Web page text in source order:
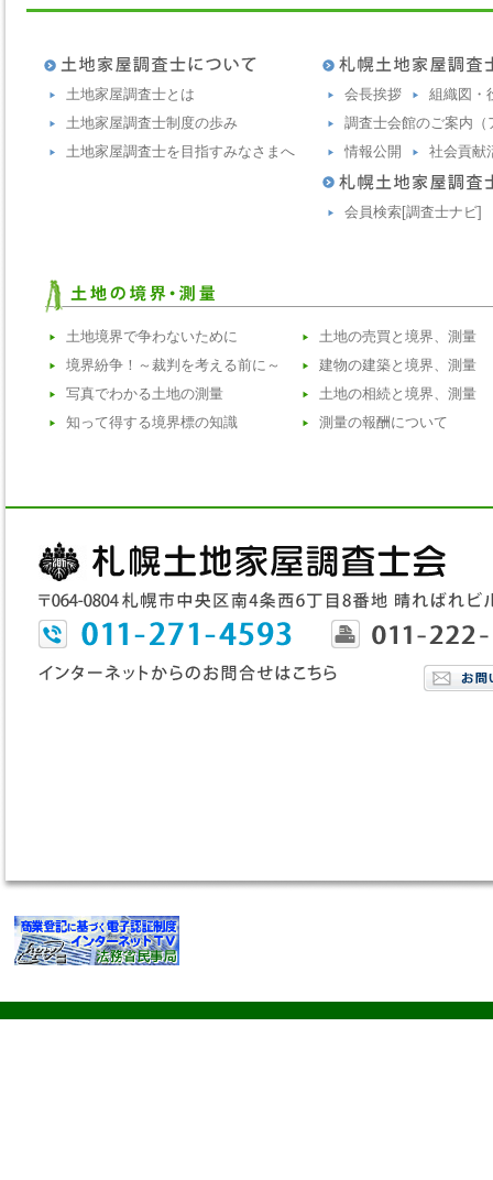
土地家屋調査士とは
土地家屋調査士制度の歩み
土地家屋調査士を目指すみなさまへ
会長挨拶
組織図・
調査士会館のご案内（
情報公開
社会貢献
会員検索[調査士ナビ]
土地境界で争わないために
境界紛争！～裁判を考える前に～
写真でわかる土地の測量
知って得する境界標の知識
土地の売買と境界、測量
建物の建築と境界、測量
土地の相続と境界、測量
測量の報酬について